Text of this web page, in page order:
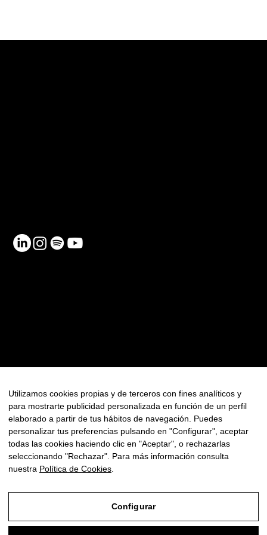
Newsletter
Utilizamos cookies propias y de terceros con fines analíticos y
para mostrarte publicidad personalizada en función de un perfil
elaborado a partir de tus hábitos de navegación. Puedes
personalizar tus preferencias pulsando en "Configurar", aceptar
todas las cookies haciendo clic en "Aceptar", o rechazarlas
seleccionando "Rechazar". Para más información consulta
nuestra Política de Cookies
Configurar